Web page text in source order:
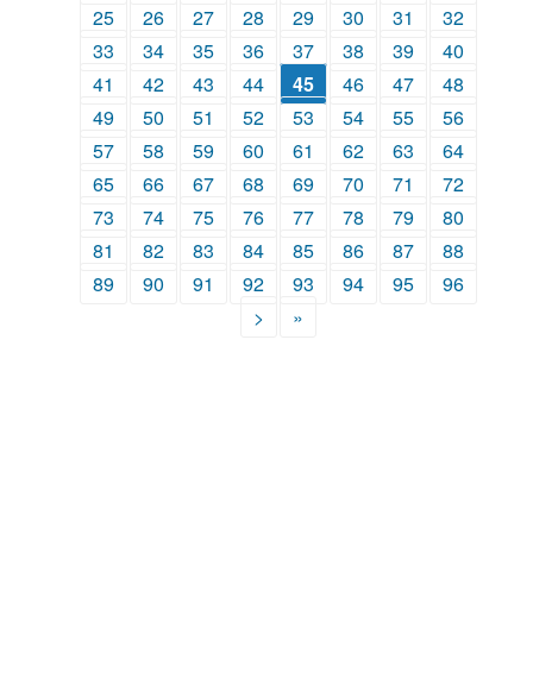
25
26 27 28 29 30 31
32
33
34 35 36 37 38 39
40
41
42 43 44 45 46 47
48
49
50 51 52 53 54 55
56
57
58 59 60 61 62 63
64
65
66 67 68 69 70 71
72
73
74 75 76 77 78 79
80
81
82 83 84 85 86 87
88
89
90 91 92 93 94 95
96
>
»